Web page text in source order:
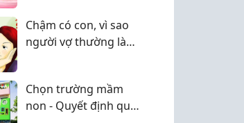
Chậm có con, vì sao
người vợ thường là
Chọn trường mầm
non - Quyết định quan